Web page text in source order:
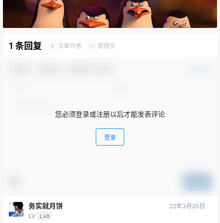
1 条回复 A 文章作者 M 管理员
您必须登录或注册以后才能发表评论
登录
务实就月饼
LV Lv0
22年3月20日